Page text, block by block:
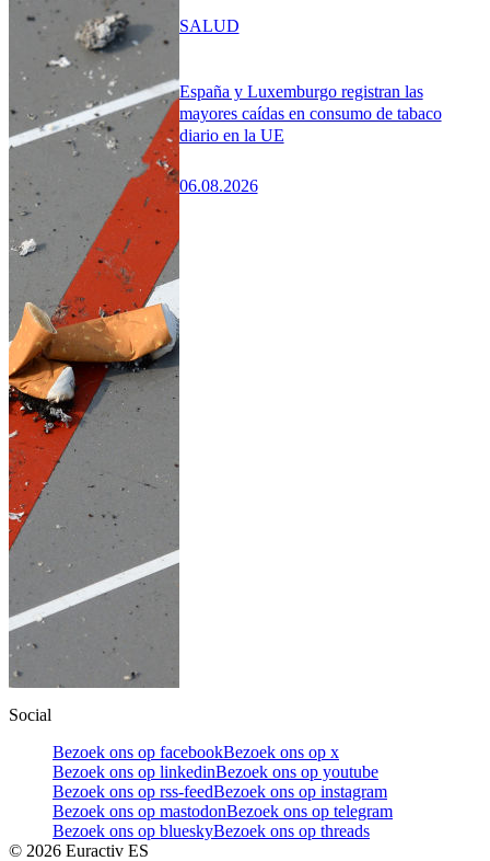
España y Luxemburgo registran las
mayores caídas en consumo de tabaco
diario en la UE
06.08.2026
SALUD
Social
Bezoek ons op facebookBezoek ons op x
Bezoek ons op linkedinBezoek ons op youtube
Bezoek ons op rss-feedBezoek ons op instagram
Bezoek ons op mastodonBezoek ons op telegram
Bezoek ons op blueskyBezoek ons op threads
© 2026 Euractiv ES